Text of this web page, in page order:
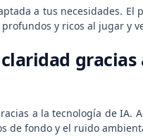
a tus necesidades.
y ricos al jugar y
claridad
a la tecnología de IA.
de fondo y el ruido